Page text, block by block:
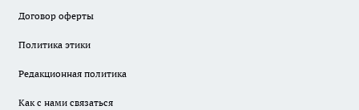
Договор оферты
Политика этики
Редакционная политика
Как с нами связаться